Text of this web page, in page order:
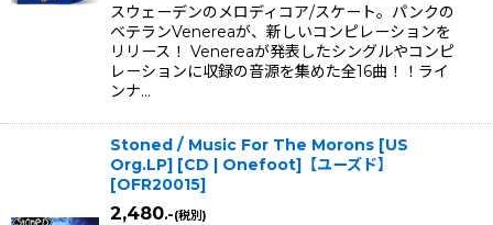
スウェーデンのメロディコア/スケート。パンクの
ベテランVenereaが、新しいコンピレーションを
リリース！ Venereaが発表したシングルやコンピ
レーションに収録の音源を集めた全16曲！！ライ
ンナ…
Stoned / Music For The Morons [US
Org.LP] [CD | Onefoot]【ユーズド】
[OFR20015]
2,480.-(税別)